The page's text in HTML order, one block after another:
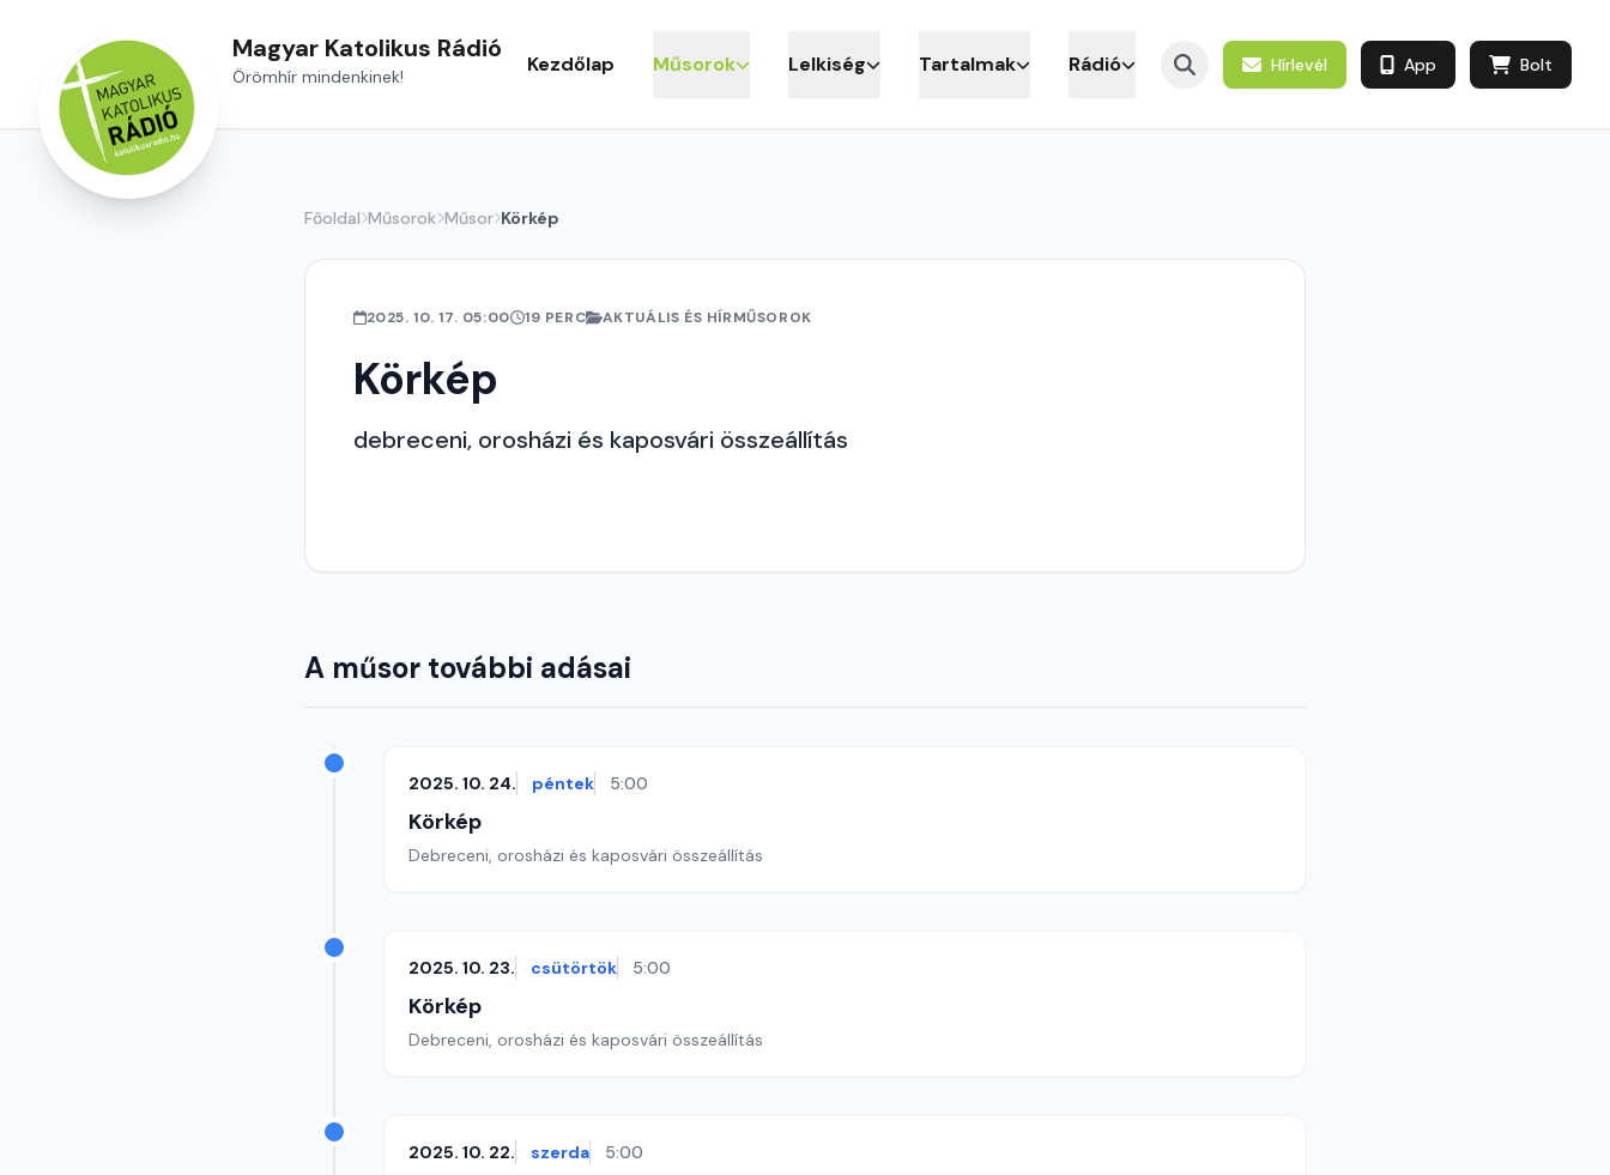
Magyar Katolikus Rádió
Örömhír mindenkinek! Kezdőlap Műsorok Lelkiség Tartalmak Rádió Hírlevél App Bolt
Főoldal Műsorok Műsor Körkép
2025. 10. 17. 05:00 19 PERC AKTUÁLIS ÉS HÍRMŰSOROK
Körkép
debreceni, orosházi és kaposvári összeállítás
A műsor további adásai
2025. 10. 24. péntek 5:00
Körkép
Debreceni, orosházi és kaposvári összeállítás
2025. 10. 23. csütörtök 5:00
Körkép
Debreceni, orosházi és kaposvári összeállítás
2025. 10. 22. szerda 5:00